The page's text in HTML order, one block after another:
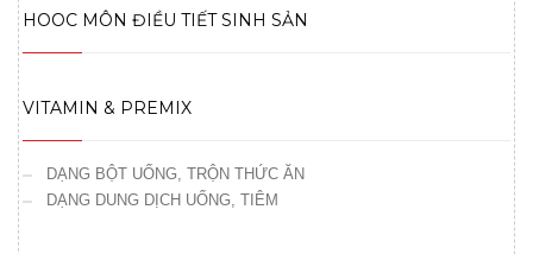
HOOC MÔN ĐIỀU TIẾT SINH SẢN
VITAMIN & PREMIX
DẠNG BỘT UỐNG, TRỘN THỨC ĂN
DẠNG DUNG DỊCH UỐNG, TIÊM